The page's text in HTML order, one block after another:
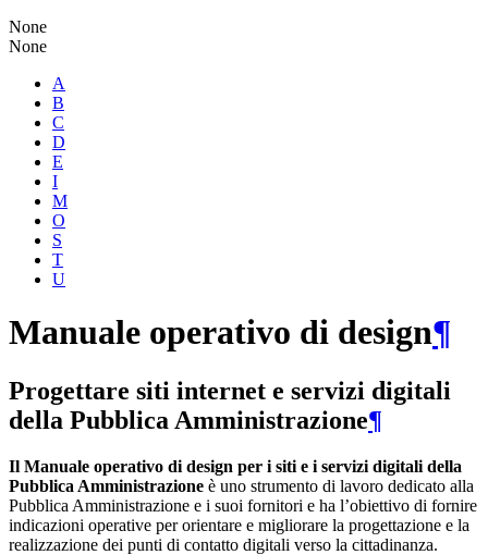
None
None
A
B
C
D
E
I
M
O
S
T
U
Manuale operativo di design¶
Progettare siti internet e servizi digitali
della Pubblica Amministrazione¶
Il Manuale operativo di design per i siti e i servizi digitali della
Pubblica Amministrazione è uno strumento di lavoro dedicato alla
Pubblica Amministrazione e i suoi fornitori e ha l’obiettivo di fornire
indicazioni operative per orientare e migliorare la progettazione e la
realizzazione dei punti di contatto digitali verso la cittadinanza.